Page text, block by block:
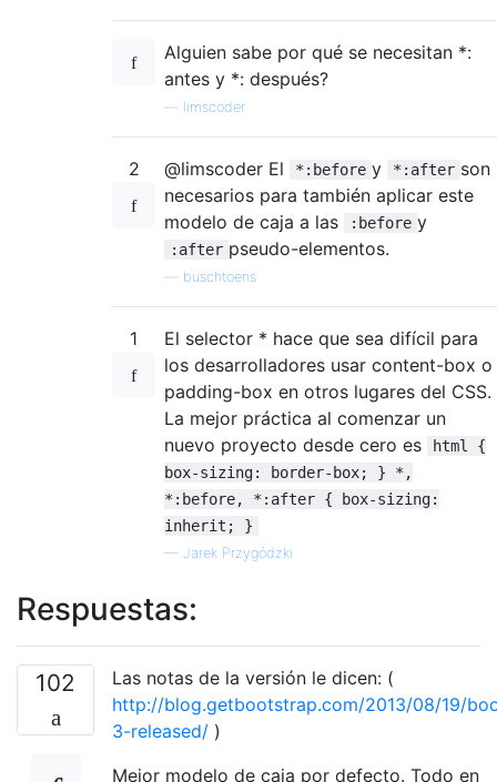
Alguien sabe por qué se necesitan *:
antes y *: después?
limscoder
2 @limscoder El *:before y *:after son
necesarios para también aplicar este
modelo de caja a las
:before y
:after pseudo-elementos.
buschtoens
1
El selector * hace que sea difícil para
los desarrolladores usar content-box o
padding-box en otros lugares del CSS.
La mejor práctica al comenzar un
nuevo proyecto desde cero es
html {
box-sizing: border-box; } *,
*:before, *:after { box-sizing:
inherit; }
— Jarek Przygódzki
Respuestas:
102
Las notas de la versión le dicen: (
http://blog.getbootstrap.com/2013/08/19/
3-released/ )
Mejor modelo de caja por defecto. Todo en